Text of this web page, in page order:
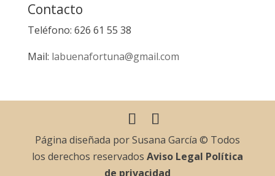
Contacto
Teléfono: 626 61 55 38
Mail: labuenafortuna@gmail.com
Página diseñada por Susana García © Todos
los derechos reservados Aviso Legal Política
de privacidad